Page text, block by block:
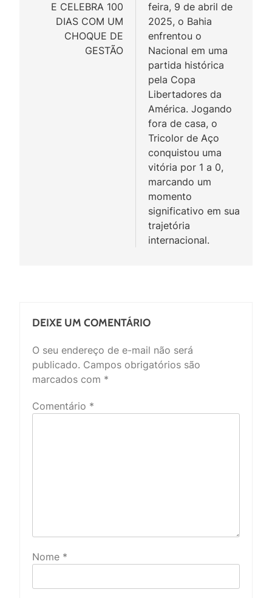
Post
E CELEBRA 100
DIAS COM UM
CHOQUE DE
GESTÃO
feira, 9 de abril de
2025, o Bahia
enfrentou o
Nacional em uma
partida histórica
pela Copa
Libertadores da
América. Jogando
fora de casa, o
Tricolor de Aço
conquistou uma
vitória por 1 a 0,
marcando um
momento
significativo em sua
trajetória
internacional.
DEIXE UM COMENTÁRIO
O seu endereço de e-mail não será
publicado. Campos obrigatórios são
marcados com *
Comentário *
Nome *